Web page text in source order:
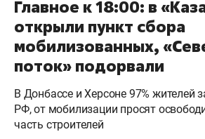
Главное к 18:00: в
открыли пункт сбора
мобилизованных,
поток» подорвали
В Донбассе и Херсоне 97% жителей
РФ, от мобилизации просят
часть строителей